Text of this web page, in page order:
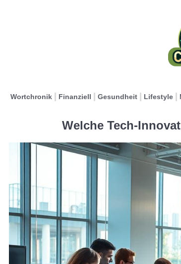
Wortchronik Finanziell Gesundheit Lifestyle
Welche Tech-